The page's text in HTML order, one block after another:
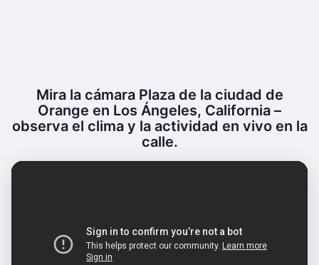
Mira la cámara Plaza de la ciudad de
Orange en Los Ángeles, California –
observa el clima y la actividad en vivo en la
calle.